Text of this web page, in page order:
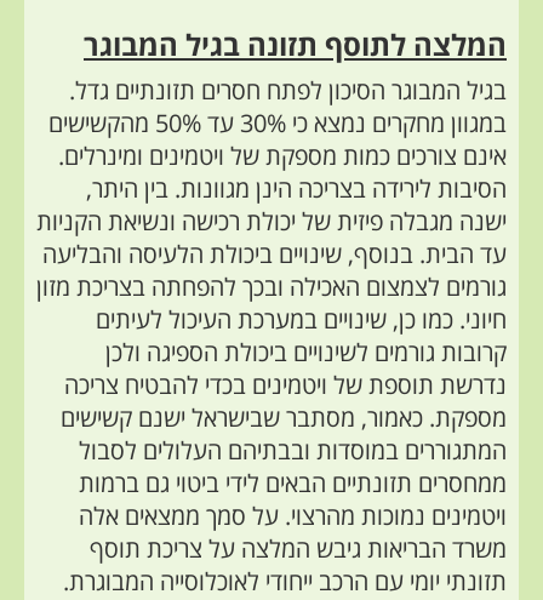
המלצה לתוסף תזונה בגיל המבוגר
בגיל המבוגר הסיכון לפתח חסרים תזונתיים גדל.
במגוון מחקרים נמצא כי
30% עד 50% מהקשישים
אינם צורכים כמות מספקת של ויטמינים ומינרלים.
הסיבות לירידה בצריכה הינן מגוונות. בין היתר,
ישנה מגבלה פיזית של יכולת רכישה ונשיאת הקניות
עד הבית. בנוסף, שינויים ביכולת הלעיסה והבליעה
גורמים לצמצום האכילה ובכך להפחתה בצריכת מזון
חיוני. כמו כן, שינויים במערכת העיכול לעיתים
קרובות גורמים לשינויים ביכולת הספיגה ולכן
נדרשת תוספת של ויטמינים בכדי להבטיח צריכה
מספקת. כאמור, מסתבר שבישראל ישנם קשישים
המתגוררים במוסדות ובבתיהם העלולים לסבול
ממחסרים תזונתיים הבאים לידי ביטוי גם ברמות
ויטמינים נמוכות מהרצוי. על סמך ממצאים אלה
משרד הבריאות גיבש המלצה על צריכת תוסף
תזונתי יומי עם הרכב ייחודי לאוכלוסייה המבוגרת.